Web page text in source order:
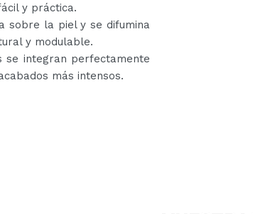
y práctica.
sobre la piel y se difumina
y modulable.
se integran perfectamente
más intensos.